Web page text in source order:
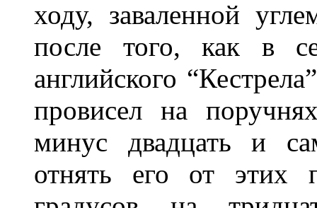
ходу, заваленной
после того, как в
английского
провисел на
минус двадцать и
отнять его от этих